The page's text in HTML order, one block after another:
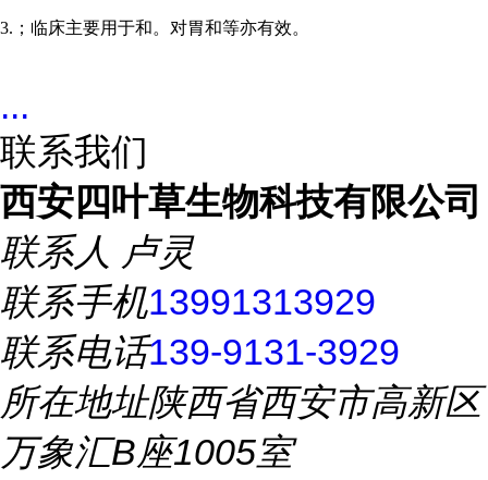
3.；临床主要用于和。对胃和等亦有效。
...
联系我们
西安四叶草生物科技有限公司
联系人 卢灵
联系手机13991313929
联系电话139-9131-3929
所在地址陕西省西安市高新区
万象汇B座1005室